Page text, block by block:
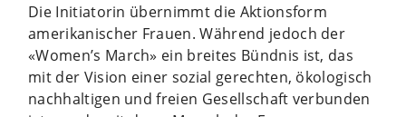
Die Initiatorin übernimmt die Aktionsform
amerikanischer Frauen. Während jedoch der
«Women’s March» ein breites Bündnis ist, das
mit der Vision einer sozial gerechten, ökologisch
nachhaltigen und freien Gesellschaft verbunden